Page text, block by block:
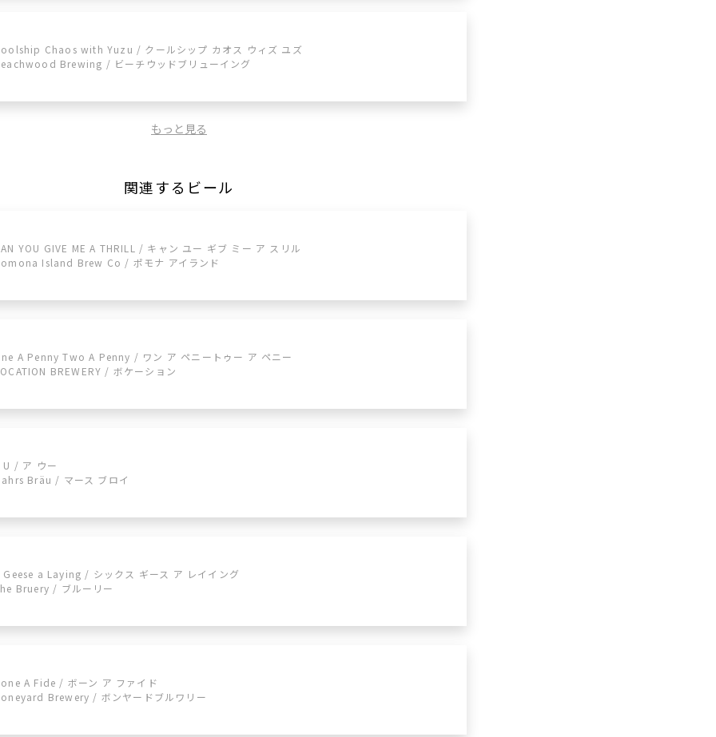
Chaos with Yuzu / クールシップ カオス ウィズ ユズ
Brewing / ビーチウッドブリューイング
もっと見る
関連するビール
YOU GIVE ME A THRILL / キャン ユー ギブ ミー ア スリル
Island Brew Co / ポモナ アイランド
A Penny Two A Penny / ワン ア ペニートゥー ア ペニー
BREWERY / ボケーション
U / ア ウー
Bräu / マース ブロイ
Geese a Laying / シックス ギース ア レイイング
Bruery / ブルーリー
A Fide / ボーン ア ファイド
Brewery / ボンヤードブルワリー